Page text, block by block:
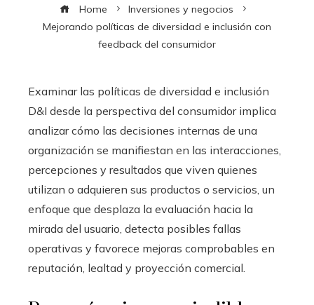
Home
Inversiones y negocios
Mejorando políticas de diversidad e inclusión con
feedback del consumidor
Examinar las políticas de diversidad e inclusión
D&I desde la perspectiva del consumidor implica
analizar cómo las decisiones internas de una
organización se manifiestan en las interacciones,
percepciones y resultados que viven quienes
utilizan o adquieren sus productos o servicios, un
enfoque que desplaza la evaluación hacia la
mirada del usuario, detecta posibles fallas
operativas y favorece mejoras comprobables en
reputación, lealtad y proyección comercial.